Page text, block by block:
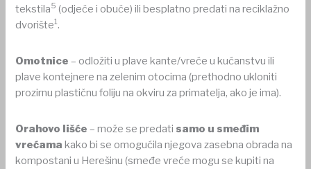
tekstila5 (odjeće i obuće) ili besplatno predati na reciklažno
dvorište1.
Omotnice– odložiti u plave kante/vreće u kućanstvu ili
plave kontejnere na zelenim otocima (prethodno ukloniti
prozirnu plastičnu foliju na okviru za primatelja, ako je ima).
Orahovo lišće – može se predati samo u smeđim
vrećamakako bi se omogućila njegova zasebna obrada na
kompostani u Herešinu (smeđe vreće mogu se kupiti na